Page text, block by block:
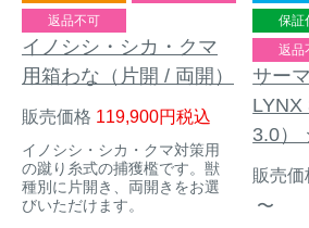
返品不可
イノシシ・シカ・クマ
用箱わな（片開 / 両開）
販売価格 119,900 税込
イノシシ・シカ・クマ対策用
の蹴り糸式の捕獲檻です。獣
種別に片開き、両開きをお選
びいただけます。
保証
返品
サー
LYNX
3.0）
販売価
〜